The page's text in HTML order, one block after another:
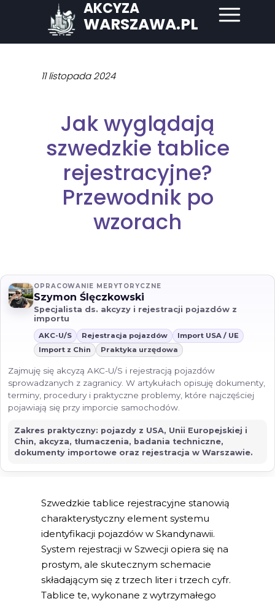
AKCYZA
WARSZAWA.PL
11 listopada 2024
Jak wyglądają
szwedzkie tablice
rejestracyjne?
Przewodnik po
wzorach
Szwedzkie tablice rejestracyjne stanowią
charakterystyczny element systemu
identyfikacji pojazdów w Skandynawii.
System rejestracji w Szwecji opiera się na
prostym, ale skutecznym schemacie
składającym się z trzech liter i trzech cyfr.
Tablice te, wykonane z wytrzymałego
OPRACOWANIE MERYTORYCZNE
Szymon Ślęczkowski
Specjalista ds. akcyzy i rejestracji pojazdów z
importu
AKC-U/S Rejestracja pojazdów
Import USA / UE
Import z Chin
Praktyka urzędowa
Zajmuję się akcyzą AKC-U/S i rejestracją pojazdów
sprowadzanych z zagranicy. W artykułach opisuję dokumenty,
terminy, procedury i praktyczne problemy, które najczęściej
pojawiają się przy imporcie samochodów.
Zakres praktyczny: pojazdy z USA, Unii Europejskiej i
Chin, akcyza, tłumaczenia, badania techniczne,
dokumenty importowe oraz rejestracja w Warszawie.